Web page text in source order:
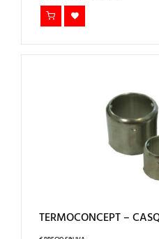
TERMOCONCEPT –